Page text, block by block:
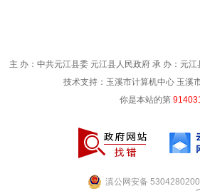
主 办：中共元江县委 元江县人民政府 承 办：元
技术支持：玉溪市计算机中心 玉溪
你是本站的第
滇公网安备